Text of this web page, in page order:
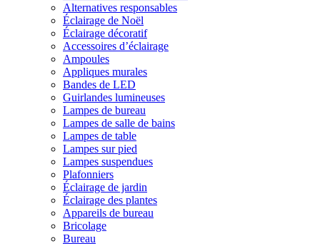
Alternatives responsables
Éclairage de Noël
Éclairage décoratif
Accessoires d’éclairage
Ampoules
Appliques murales
Bandes de LED
Guirlandes lumineuses
Lampes de bureau
Lampes de salle de bains
Lampes de table
Lampes sur pied
Lampes suspendues
Plafonniers
Éclairage de jardin
Éclairage des plantes
Appareils de bureau
Bricolage
Bureau